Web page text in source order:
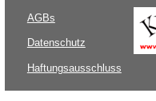
AGBs
Datenschutz
Haftungsausschluss